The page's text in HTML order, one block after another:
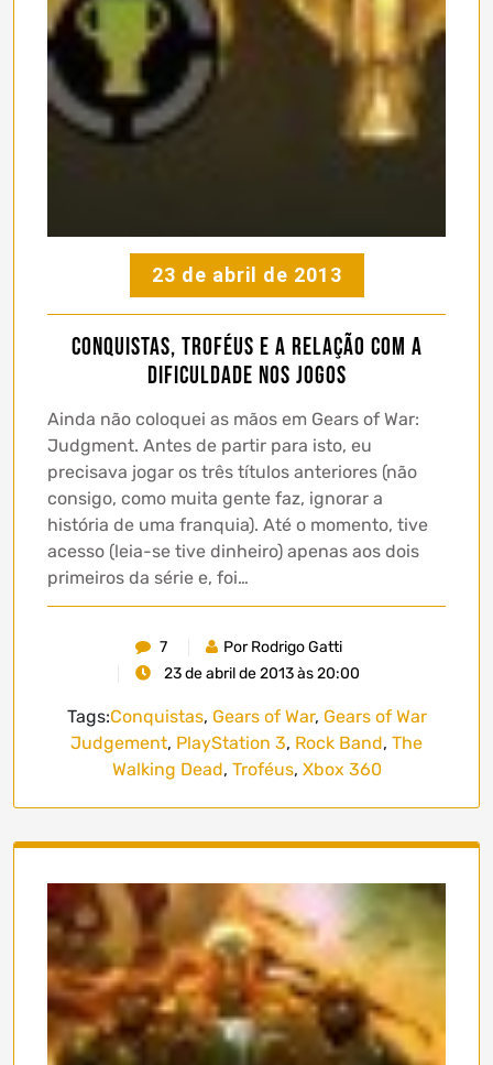
23 de abril de 2013
Conquistas, troféus e a relação com a
dificuldade nos jogos
Ainda não coloquei as mãos em Gears of War:
Judgment. Antes de partir para isto, eu
precisava jogar os três títulos anteriores (não
consigo, como muita gente faz, ignorar a
história de uma franquia). Até o momento, tive
acesso (leia-se tive dinheiro) apenas aos dois
primeiros da série e, foi…
7
Por Rodrigo Gatti
23 de abril de 2013 às 20:00
Tags:Conquistas, Gears of War, Gears of War
Judgement, PlayStation 3, Rock Band, The
Walking Dead, Troféus, Xbox 360